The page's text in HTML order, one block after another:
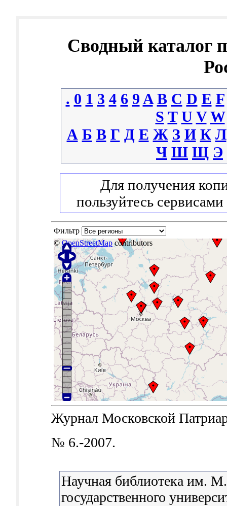
Сводный каталог
. 0 1 3 4 6 9 A B C D E F
S T U V W
А Б В Г Д Е Ж З И К Л
Ч Ш Щ Э
Для получения
пользуйтесь сервисами
Фильтр
©OpenStreetMapcontributors
Журнал Московской
№ 6.-2007.
Научная библиотека им.
государственного